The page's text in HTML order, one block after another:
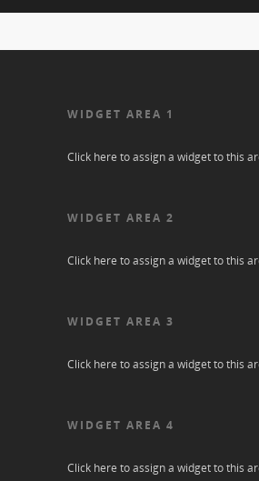
WIDGET AREA 1
Click here to assign a widget to this
WIDGET AREA 2
Click here to assign a widget to this
WIDGET AREA 3
Click here to assign a widget to this
WIDGET AREA 4
Click here to assign a widget to this